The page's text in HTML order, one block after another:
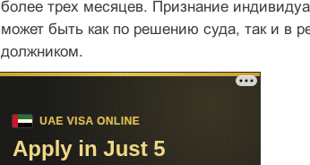
более трех месяцев. Признание
может быть как по решению суда, так и в
должником.